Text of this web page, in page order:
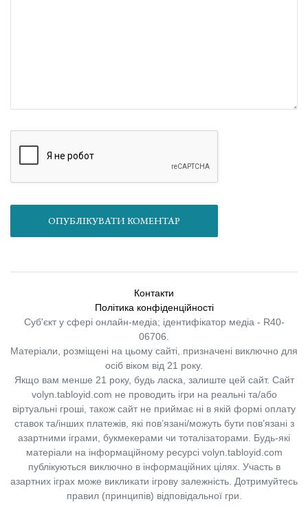
ОПУБЛІКУВАТИ КОМЕНТАР
Контакти
Політика конфіденційності
Суб'єкт у сфері онлайн-медіа; ідентифікатор медіа - R40-
06706.
Матеріали, розміщені на цьому сайті, призначені виключно для
осіб віком від 21 року.
Якщо вам менше 21 року, будь ласка, залиште цей сайт. Сайт
volyn.tabloyid.com не проводить ігри на реальні та/або
віртуальні гроші, також сайт не приймає ні в якій формі оплату
ставок та/інших платежів, які пов’язані/можуть бути пов’язані з
азартними іграми, букмекерами чи тоталізаторами. Будь-які
матеріали на інформаційному ресурсі volyn.tabloyid.com
публікуються виключно в інформаційних цілях. Участь в
азартних іграх може викликати ігрову залежність. Дотримуйтесь
правил (принципів) відповідальної гри.